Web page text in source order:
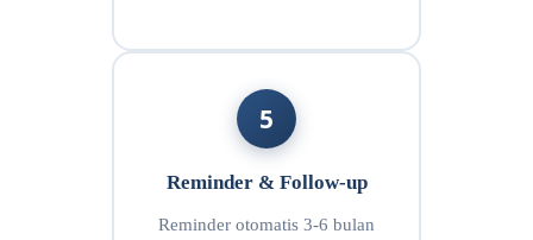
5
Reminder & Follow-up
Reminder otomatis 3-6 bulan